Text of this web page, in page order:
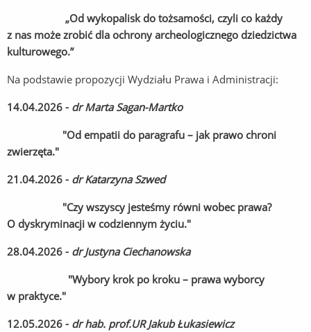
„Od wykopalisk do tożsamości, czyli co każdy
z nas może zrobić dla ochrony archeologicznego dziedzictwa
kulturowego.”
Na podstawie propozycji Wydziału Prawa i Administracji:
14.04.2026 - dr Marta Sagan-Martko
"Od empatii do paragrafu – jak prawo chroni
zwierzęta."
21.04.2026 - dr Katarzyna Szwed
"Czy wszyscy jesteśmy równi wobec prawa?
O dyskryminacji w codziennym życiu."
28.04.2026 - dr Justyna Ciechanowska
"Wybory krok po kroku – prawa wyborcy
w praktyce."
12.05.2026 - dr hab. prof.UR Jakub Łukasiewicz